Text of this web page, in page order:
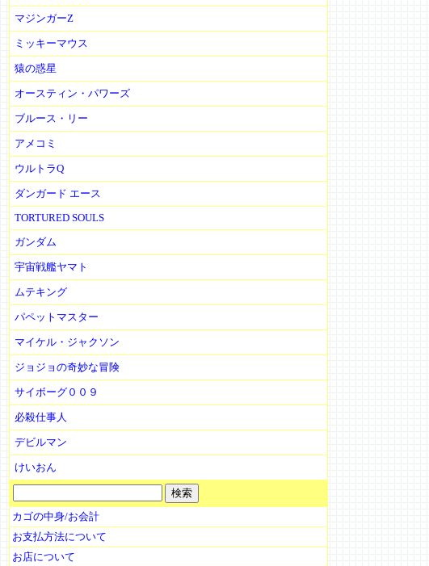
マジンガーZ
ミッキーマウス
猿の惑星
オースティン・パワーズ
ブルース・リー
アメコミ
ウルトラQ
ダンガード エース
TORTURED SOULS
ガンダム
宇宙戦艦ヤマト
ムテキング
パペットマスター
マイケル・ジャクソン
ジョジョの奇妙な冒険
サイボーグ００９
必殺仕事人
デビルマン
けいおん
カゴの中身/お会計
お支払方法について
お店について